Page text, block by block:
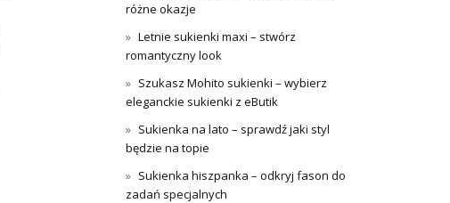
różne okazje
Letnie sukienki maxi – stwórz
romantyczny look
Szukasz Mohito sukienki – wybierz
eleganckie sukienki z eButik
Sukienka na lato – sprawdź jaki styl
będzie na topie
Sukienka hiszpanka – odkryj fason do
zadań specjalnych